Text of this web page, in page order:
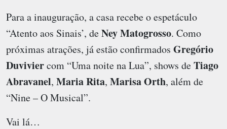
Para a inauguração, a casa recebe o espetáculo
“Atento aos Sinais’, deNey Matogrosso. Como
próximas atrações, já estão confirmados Gregório
Duviviercom “Uma noite na Lua”, shows deTiago
Abravanel, Maria Rita, Marisa Orth, além de
“Nine – O Musical”.
Vai lá…